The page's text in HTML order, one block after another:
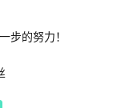
步的努力！